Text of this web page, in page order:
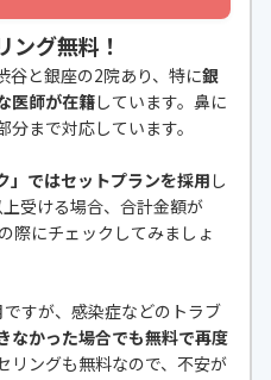
ング無料！
谷と銀座の2院あり、特に銀
医師が在籍しています。鼻に
まで対応しています。
」ではセットプランを採用 し
受ける場合、合計金額が
際にチェックしてみましょ
すが、感染症などのトラブ
なかった場合でも無料で再度
リングも無料なので、不安が